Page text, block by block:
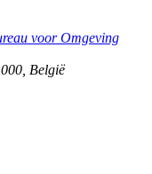
voor Omgeving
België